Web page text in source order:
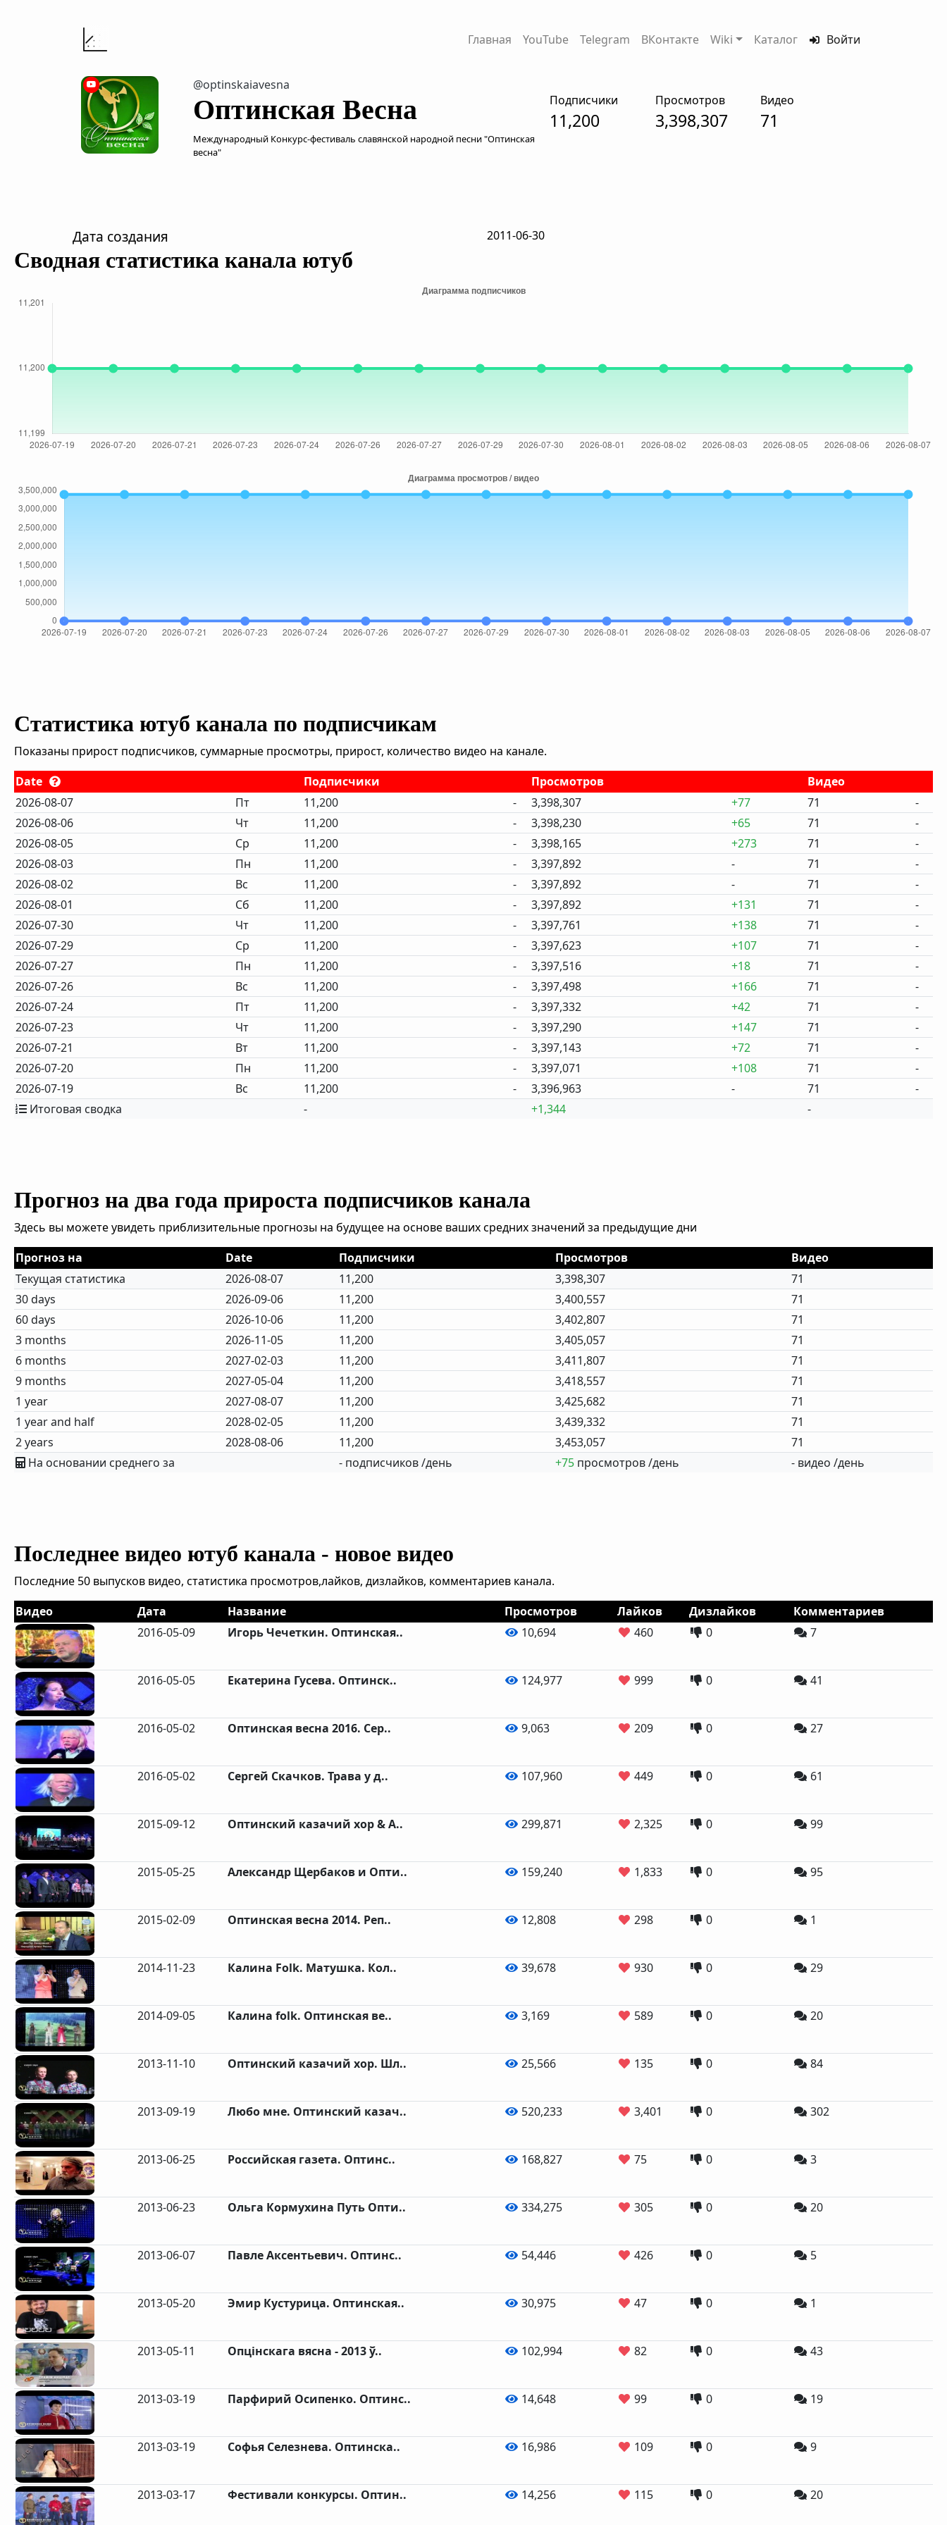
Главная YouTube Telegram ВКонтакте Wiki Каталог Войти
@optinskaiavesna
Оптинская Весна
Международный Конкурс-фестиваль славянской народной песни "Оптинская
весна"
Подписчики
11,200
Просмотров
3,398,307
Видео
71
Дата создания 2011-06-30
Сводная статистика канала ютуб
Статистика ютуб канала по подписчикам
Показаны прирост подписчиков, суммарные просмотры, прирост, количество видео на канале.
Date
Подписчики Просмотров
Видео
2026-08-07
Пт 11,200 - 3,398,307 +77 71
-
2026-08-06
Чт 11,200 - 3,398,230 +65 71
-
2026-08-05
Ср 11,200 - 3,398,165 +273 71
-
2026-08-03
Пн 11,200 - 3,397,892 - 71
-
2026-08-02
Вс 11,200 - 3,397,892 - 71
-
2026-08-01
Сб 11,200 - 3,397,892 +131 71
-
2026-07-30
Чт 11,200 - 3,397,761 +138 71
-
2026-07-29
Ср 11,200 - 3,397,623 +107 71
-
2026-07-27
Пн 11,200 - 3,397,516 +18 71
-
2026-07-26
Вс 11,200 - 3,397,498 +166 71
-
2026-07-24
Пт 11,200 - 3,397,332 +42 71
-
2026-07-23
Чт 11,200 - 3,397,290 +147 71
-
2026-07-21
Вт 11,200 - 3,397,143 +72 71
-
2026-07-20
Пн 11,200 - 3,397,071 +108 71
-
2026-07-19
Вс 11,200 - 3,396,963 - 71
-
Итоговая сводка
- +1,344 -
Прогноз на два года прироста подписчиков канала
Здесь вы можете увидеть приблизительные прогнозы на будущее на основе ваших средних значений за предыдущие дни
Прогноз на
Date Подписчики Просмотров
Видео
Текущая статистика
2026-08-07 11,200 3,398,307
71
30 days
2026-09-06 11,200 3,400,557
71
60 days
2026-10-06 11,200 3,402,807
71
3 months
2026-11-05 11,200 3,405,057
71
6 months
2027-02-03 11,200 3,411,807
71
9 months
2027-05-04 11,200 3,418,557
71
1 year
2027-08-07 11,200 3,425,682
71
1 year and half
2028-02-05 11,200 3,439,332
71
2 years
2028-08-06 11,200 3,453,057
71
На основании среднего за
- подписчиков /день +75 просмотров /день - видео /день
Последнее видео ютуб канала - новое видео
Последние 50 выпусков видео, статистика просмотров,лайков, дизлайков, комментариев канала.
Видео
Дата Название Просмотров Лайков Дизлайков
Комментариев
2016-05-09
Игорь Чечеткин. Оптинская.. 10,694 460 0 7
2016-05-05 Екатерина Гусева. Оптинск.. 124,977 999 0 41
2016-05-02 Оптинская весна 2016. Сер.. 9,063 209 0 27
2016-05-02 Сергей Скачков. Трава у д.. 107,960 449 0 61
2015-09-12 Оптинский казачий хор & А.. 299,871 2,325 0 99
2015-05-25 Александр Щербаков и Опти.. 159,240 1,833 0 95
2015-02-09 Оптинская весна 2014. Реп.. 12,808 298 0 1
2014-11-23 Калина Folk. Матушка. Кол.. 39,678 930 0 29
2014-09-05 Калина folk. Оптинская ве.. 3,169 589 0 20
2013-11-10 Оптинский казачий хор. Шл.. 25,566 135 0 84
2013-09-19 Любо мне. Оптинский казач.. 520,233 3,401 0 302
2013-06-25 Российская газета. Оптинс.. 168,827 75 0 3
2013-06-23 Ольга Кормухина Путь Опти.. 334,275 305 0 20
2013-06-07 Павле Аксентьевич. Оптинс.. 54,446 426 0 5
2013-05-20 Эмир Кустурица. Оптинская.. 30,975 47 0 1
2013-05-11 Опцінскага вясна - 2013 ў.. 102,994 82 0 43
2013-03-19 Парфирий Осипенко. Оптинс.. 14,648 99 0 19
2013-03-19 Софья Селезнева. Оптинска.. 16,986 109 0 9
2013-03-17 Фестивали конкурсы. Оптин.. 14,256 115 0 20